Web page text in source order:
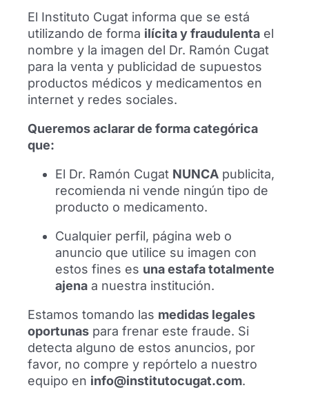
Equipo Médico
El Instituto Cugat cuenta con un
equipo profesional de amplia
experiencia. Especializados en
traumatología deportiva utilizan las
El Instituto Cugat informa que se está
utilizando de forma ilícita y fraudulenta el
nombre y la imagen del Dr. Ramón Cugat
para la venta y publicidad de supuestos
productos médicos y medicamentos en
internet y redes sociales.
Queremos aclarar de forma categórica
que:
El Dr. Ramón Cugat NUNCA publicita,
recomienda ni vende ningún tipo de
producto o medicamento.
Cualquier perfil, página web o
anuncio que utilice su imagen con
estos fines es una estafa totalmente
ajena a nuestra institución.
Estamos tomando las medidas legales
oportunas para frenar este fraude. Si
detecta alguno de estos anuncios, por
favor, no compre y repórtelo a nuestro
equipo en info@institutocugat.com.